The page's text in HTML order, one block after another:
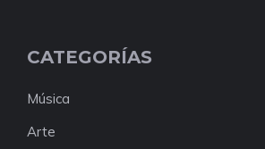
CATEGORÍAS
Música
Arte